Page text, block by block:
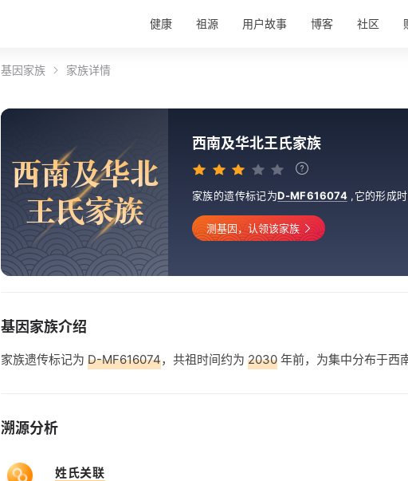
健康 祖源 用户故事 博客 社区
基因家族 家族详情
西南及华北
王氏家族
西南及华北王氏家族
家族的遗传标记为D-MF616074 ,它的形成
测基因，认领该家族
基因家族介绍
家族遗传标记为 D-MF616074，共祖时间约为 2030 年前，为集中分布于西
溯源分析
姓氏关联